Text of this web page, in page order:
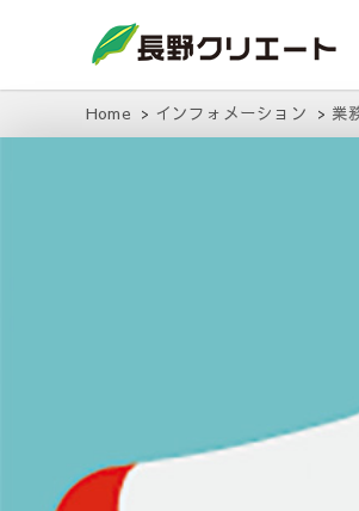
長野クリエ
Home インフォメーション 業